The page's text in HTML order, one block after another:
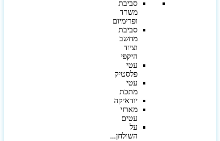
סביבת
משרד
ופרימיום
סביבת
מחשב
וציוד
היקפי
עטי
פלסטיק
עטי
מתכת
יודאיקה
מארזי
עטים
על
השולחן...